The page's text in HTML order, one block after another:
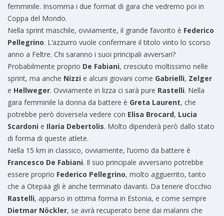
femminile. Insomma i due format di gara che vedremo poi in
Coppa del Mondo.
Nella sprint maschile, ovviamente, il grande favorito è Federico
Pellegrino. L’azzurro vuole confermare il titolo vinto lo scorso
anno a Feltre. Chi saranno i suoi principali avversari?
Probabilmente proprio De Fabiani, cresciuto moltissimo nelle
sprint, ma anche Nizzi e alcuni giovani come Gabrielli, Zelger
e Hellweger. Ovviamente in lizza ci sarà pure Rastelli. Nella
gara femminile la donna da battere è Greta Laurent, che
potrebbe però doversela vedere con Elisa Brocard, Lucia
Scardoni e Ilaria Debertolis. Molto dipenderà però dallo stato
di forma di queste atlete.
Nella 15 km in classico, ovviamente, l’uomo da battere è
Francesco De Fabiani. Il suo principale avversario potrebbe
essere proprio Federico Pellegrino, molto agguerrito, tanto
che a Otepää gli è anche terminato davanti. Da tenere d’occhio
Rastelli, apparso in ottima forma in Estonia, e come sempre
Dietmar Nöckler, se avrà recuperato bene dai malanni che